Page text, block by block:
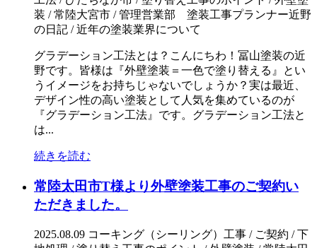
装 / 常陸大宮市 / 管理営業部 塗装工事プランナー近野
の日記 / 近年の塗装業界について
グラデーション工法とは？こんにちわ！冨山塗装の近
野です。皆様は『外壁塗装＝一色で塗り替える』とい
うイメージをお持ちじゃないでしょうか？実は最近、
デザイン性の高い塗装として人気を集めているのが
『グラデーション工法』です。グラデーション工法と
は...
続きを読む
常陸太田市T様より外壁塗装工事のご契約い
ただきました。
2025.08.09 コーキング（シーリング）工事 / ご契約 / 下